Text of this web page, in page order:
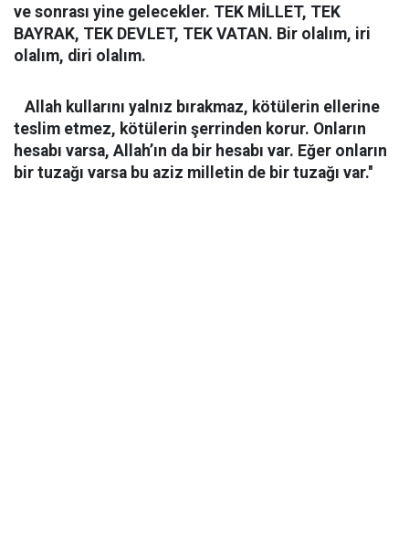
ve sonrası yine gelecekler. TEK MİLLET, TEK
BAYRAK, TEK DEVLET, TEK VATAN. Bir olalım, iri
olalım, diri olalım.
Allah kullarını yalnız bırakmaz, kötülerin ellerine
teslim etmez, kötülerin şerrinden korur. Onların
hesabı varsa, Allah’ın da bir hesabı var. Eğer onların
bir tuzağı varsa bu aziz milletin de bir tuzağı var.''